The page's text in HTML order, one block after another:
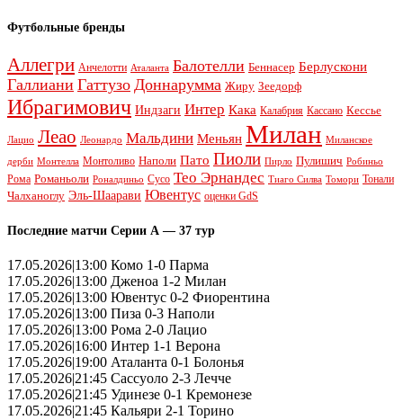
Футбольные бренды
Аллегри Анчелотти Аталанта Балотелли Беннасер Берлускони
Галлиани Гаттузо Доннарумма Жиру Зеедорф
Ибрагимович Индзаги Интер Кака Калабрия Кассано Кессье
Лацио Леао Леонардо Мальдини Меньян Милан Миланское
дерби Монтелла Монтоливо Наполи Пато Пиоли Пирло Пулишич Робиньо
Рома Романьоли Роналдиньо Сусо Тео Эрнандес Тиаго Силва Томори Тонали
Чалханоглу Эль-Шаарави Ювентус оценки GdS
Последние матчи Серии А — 37 тур
17.05.2026|13:00 Комо 1-0 Парма
17.05.2026|13:00 Дженоа 1-2 Милан
17.05.2026|13:00 Ювентус 0-2 Фиорентина
17.05.2026|13:00 Пиза 0-3 Наполи
17.05.2026|13:00 Рома 2-0 Лацио
17.05.2026|16:00 Интер 1-1 Верона
17.05.2026|19:00 Аталанта 0-1 Болонья
17.05.2026|21:45 Сассуоло 2-3 Лечче
17.05.2026|21:45 Удинезе 0-1 Кремонезе
17.05.2026|21:45 Кальяри 2-1 Торино